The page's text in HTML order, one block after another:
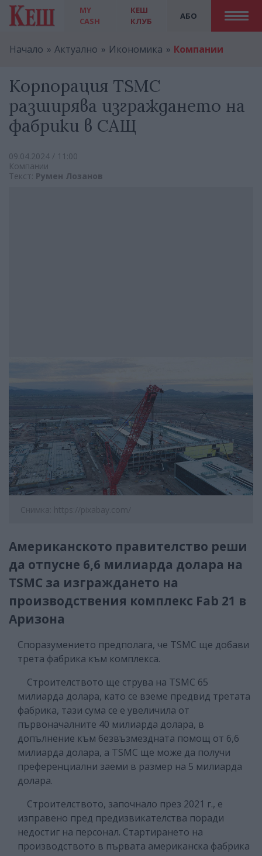
MY
CASH
АБО
КЕШ
КЛУБ
Начало Актуално Икономика Компании
Корпорация TSMC
разширява изграждането на
фабрики в САЩ
09.04.2024 / 11:00
Компании
Текст: Румен Лозанов
Снимка: https://pixabay.com/
Американското правителство реши
да отпусне 6,6 милиарда долара на
TSMC за изграждането на
производствения комплекс Fab 21 в
Аризона
Споразумението предполага, че TSMC ще добави
трета фабрика към комплекса.
Строителството ще струва на TSMC 65
милиарда долара, като се вземе предвид третата
фабрика, тази сума се е увеличила от
първоначалните 40 милиарда долара, в
допълнение към безвъзмездната помощ от 6,6
милиарда долара, а TSMC ще може да получи
преференциални заеми в размер на 5 милиарда
долара.
Строителството, започнало през 2021 г., е
изправено пред предизвикателства поради
недостиг на персонал. Стартирането на
производството в първата американска фабрика